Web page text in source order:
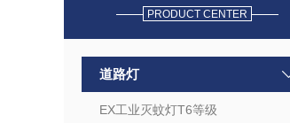
PRODUCT CENTER
道路灯
EX工业灭蚊灯T6等级